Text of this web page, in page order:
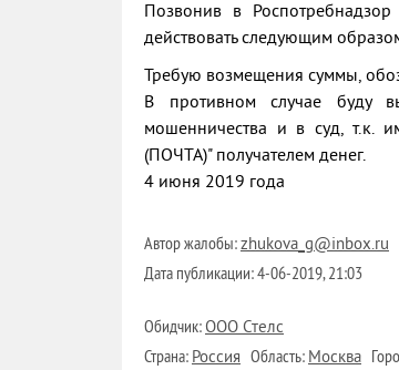
Позвонив в
действовать следующим
Требую возмещения суммы,
В противном случае буду
мошенничества и в суд, т.к.
(ПОЧТА)" получателем денег.
4 июня 2019 года
Автор жалобы:zhukova_g@inbox.ru
Дата публикации:4-06-2019, 21:03
Обидчик:ООО Стелс
Страна:Россия Область:Москва